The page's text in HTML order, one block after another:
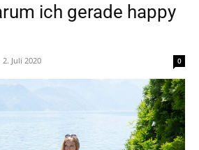
ich gerade happy
2. Juli 2020 0